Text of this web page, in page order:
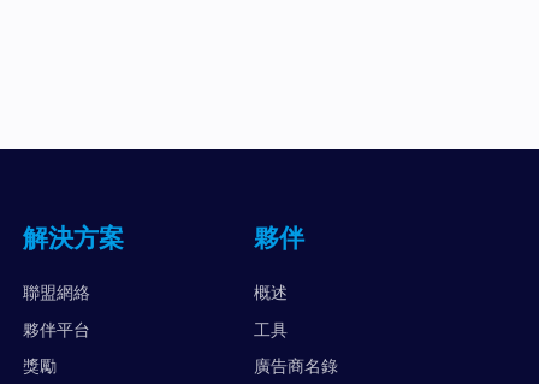
解決方案
聯盟網絡
夥伴平台
獎勵
夥伴
概述
工具
廣告商名錄